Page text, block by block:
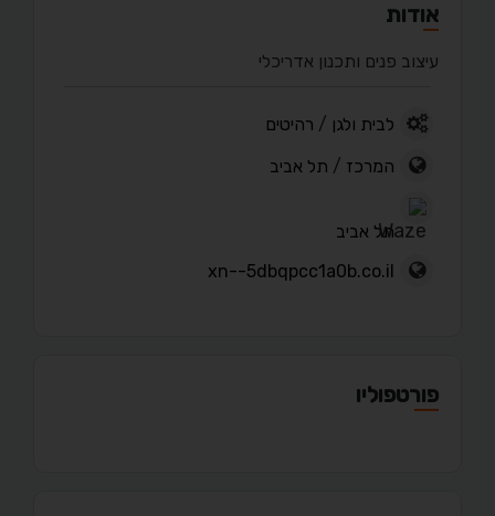
אודות
עיצוב פנים ותכנון אדריכלי
לבית ולגן / רהיטים
המרכז / תל אביב
תל אביב
xn--5dbqpcc1a0b.co.il
פורטפוליו